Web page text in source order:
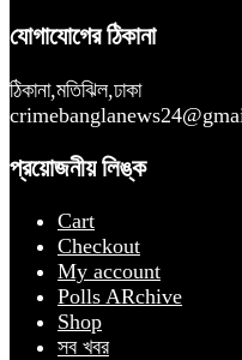
যোগাযোগের ঠিকানা
ঠিকানা,মতিঝিল,ঢাকা
প্রয়োজনীয় লিঙ্ক
Cart
Checkout
My account
Polls ARchive
Shop
সব খবর